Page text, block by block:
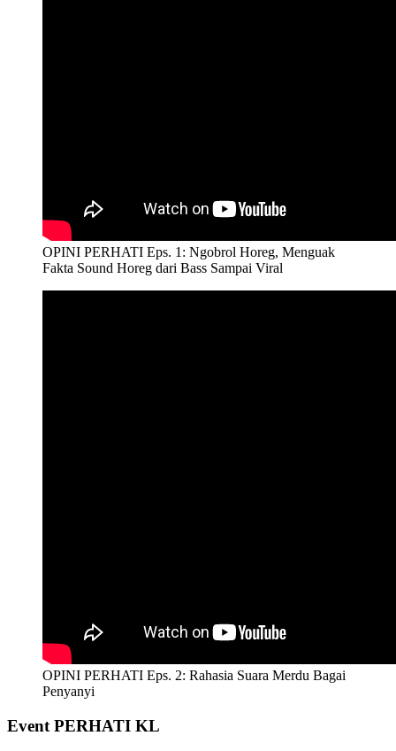
OPINI PERHATI Eps. 1: Ngobrol Horeg, Menguak
Fakta Sound Horeg dari Bass Sampai Viral
OPINI PERHATI Eps. 2: Rahasia Suara Merdu Bagai
Penyanyi
Event PERHATI KL